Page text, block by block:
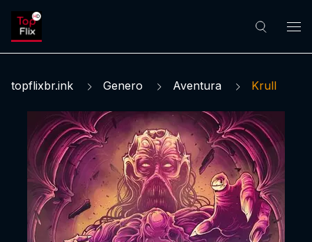
topflixbr.ink Genero Aventura Krull